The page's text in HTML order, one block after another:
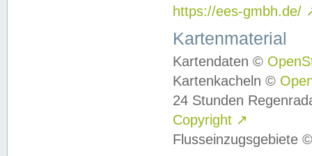
https://ees-gmbh.de/
Kartenmaterial
Kartendaten ©
Kartenkacheln ©
24 Stunden
Copyright ↗
Flusseinzugsgebiete